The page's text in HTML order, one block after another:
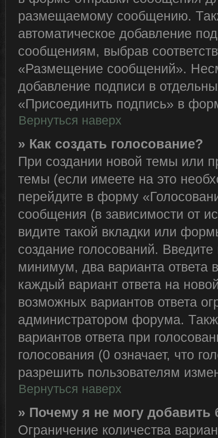
размещаемому сообщению.
автоматическое добавление
сообщениям, выбрав
«Размещение сообщений».
добавление подписи в
«Присоединить подпись» в
Вернуться наверх
» Как создать голосование?
При создании новой темы или
темы (если имеете на это
перейдите в форму
сообщения (в зависимости от
видите такой вкладки или
создание голосований.
минимум, два варианта ответа
каждый вариант ответа на
возможных вариантов ответа
администратором форума.
вариантов ответа при
голосования (0 означает, что
разрешить пользователям
Вернуться наверх
» Почему я не могу добавить
Ограничение количества